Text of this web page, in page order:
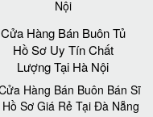
Cửa Hàng Bán Buôn Tủ
Hồ Sơ Uy Tín Chất
Lượng Tại Hà Nội